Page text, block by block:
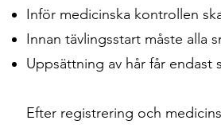
​Inför medicinska kontrollen
Innan tävlingsstart måste alla
Uppsättning av hår får endast
Efter registrering och